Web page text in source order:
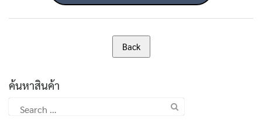
ค้นหาสินค้า
for: